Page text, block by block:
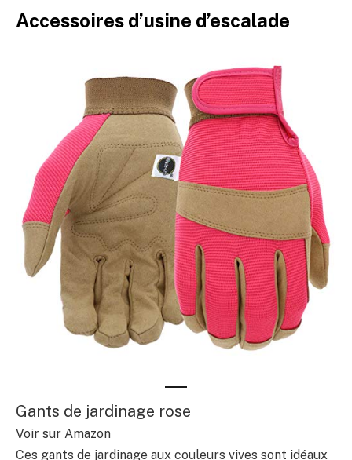
Accessoires d’usine d’escalade
Gants de jardinage rose
Voir sur Amazon
Ces gants de jardinage aux couleurs vives sont idéaux